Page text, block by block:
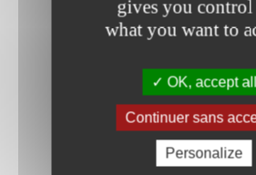
gives you
what you want to
OK, accept all
Continuer sans
Personalize